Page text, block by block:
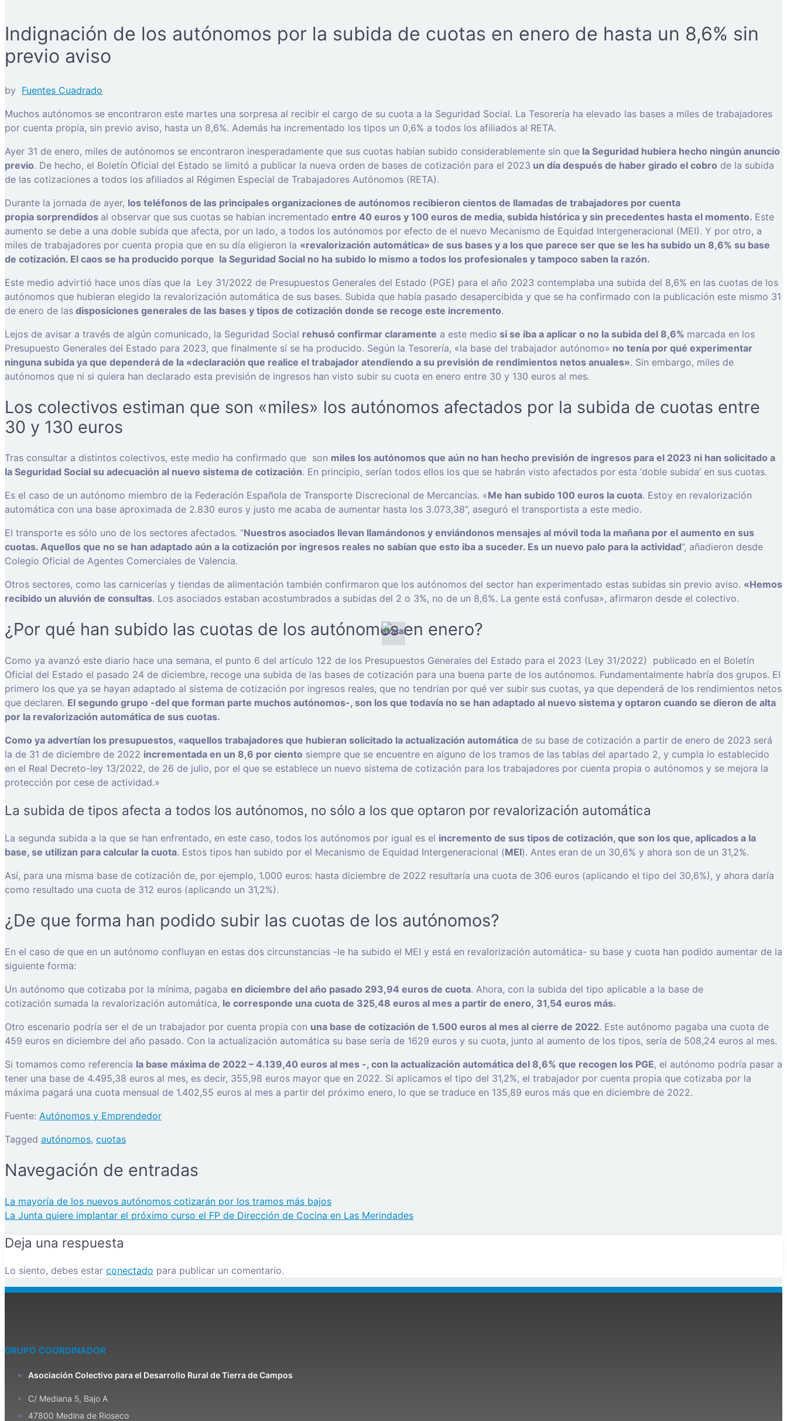
Indignación de los autónomos por la subida de cuotas en enero de hasta un 8,6% sin
previo aviso
by Fuentes Cuadrado
Muchos autónomos se encontraron este martes una sorpresa al recibir el cargo de su cuota a la Seguridad Social. La Tesorería ha elevado las bases a miles de trabajadores
por cuenta propia, sin previo aviso, hasta un 8,6%. Además ha incrementado los tipos un 0,6% a todos los afiliados al RETA.
Ayer 31 de enero, miles de autónomos se encontraron inesperadamente que sus cuotas habían subido considerablemente sin que la Seguridad hubiera hecho ningún anuncio
previo. De hecho, el Boletín Oficial del Estado se limitó a publicar la nueva orden de bases de cotización para el 2023 un día después de haber girado el cobro de la subida
de las cotizaciones a todos los afiliados al Régimen Especial de Trabajadores Autónomos (RETA).
Durante la jornada de ayer, los teléfonos de las principales organizaciones de autónomos recibieron cientos de llamadas de trabajadores por cuenta
propia sorprendidos al observar que sus cuotas se habían incrementado entre 40 euros y 100 euros de media, subida histórica y sin precedentes hasta el momento. Este
aumento se debe a una doble subida que afecta, por un lado, a todos los autónomos por efecto de el nuevo Mecanismo de Equidad Intergeneracional (MEI). Y por otro, a
miles de trabajadores por cuenta propia que en su día eligieron la «revalorización automática» de sus bases y a los que parece ser que se les ha subido un 8,6% su base
de cotización. El caos se ha producido porque la Seguridad Social no ha subido lo mismo a todos los profesionales y tampoco saben la razón.
Este medio advirtió hace unos días que la Ley 31/2022 de Presupuestos Generales del Estado (PGE) para el año 2023 contemplaba una subida del 8,6% en las cuotas de los
autónomos que hubieran elegido la revalorización automática de sus bases. Subida que había pasado desapercibida y que se ha confirmado con la publicación este mismo 31
de enero de las disposiciones generales de las bases y tipos de cotización donde se recoge este incremento.
Lejos de avisar a través de algún comunicado, la Seguridad Social rehusó confirmar claramente a este medio si se iba a aplicar o no la subida del 8,6% marcada en los
Presupuesto Generales del Estado para 2023, que finalmente sí se ha producido. Según la Tesorería, «la base del trabajador autónomo» no tenía por qué experimentar
ninguna subida ya que dependerá de la «declaración que realice el trabajador atendiendo a su previsión de rendimientos netos anuales». Sin embargo, miles de
autónomos que ni si quiera han declarado esta previsión de ingresos han visto subir su cuota en enero entre 30 y 130 euros al mes.
Los colectivos estiman que son «miles» los autónomos afectados por la subida de cuotas entre
30 y 130 euros
Tras consultar a distintos colectivos, este medio ha confirmado que son miles los autónomos que aún no han hecho previsión de ingresos para el 2023 ni han solicitado a
la Seguridad Social su adecuación al nuevo sistema de cotización. En principio, serían todos ellos los que se habrán visto afectados por esta ‘doble subida’ en sus cuotas.
Es el caso de un autónomo miembro de la Federación Española de Transporte Discrecional de Mercancías. «Me han subido 100 euros la cuota. Estoy en revalorización
automática con una base aproximada de 2.830 euros y justo me acaba de aumentar hasta los 3.073,38”, aseguró el transportista a este medio.
El transporte es sólo uno de los sectores afectados. “Nuestros asociados llevan llamándonos y enviándonos mensajes al móvil toda la mañana por el aumento en sus
cuotas. Aquellos que no se han adaptado aún a la cotización por ingresos reales no sabían que esto iba a suceder. Es un nuevo palo para la actividad”, añadieron desde
Colegio Oficial de Agentes Comerciales de Valencia.
Otros sectores, como las carnicerías y tiendas de alimentación también confirmaron que los autónomos del sector han experimentado estas subidas sin previo aviso. «Hemos
recibido un aluvión de consultas. Los asociados estaban acostumbrados a subidas del 2 o 3%, no de un 8,6%. La gente está confusa», afirmaron desde el colectivo.
¿Por qué han subido las cuotas de los autónomos en enero?
Como ya avanzó este diario hace una semana, el punto 6 del artículo 122 de los Presupuestos Generales del Estado para el 2023 (Ley 31/2022) publicado en el Boletín
Oficial del Estado el pasado 24 de diciembre, recoge una subida de las bases de cotización para una buena parte de los autónomos. Fundamentalmente habría dos grupos. El
primero los que ya se hayan adaptado al sistema de cotización por ingresos reales, que no tendrían por qué ver subir sus cuotas, ya que dependerá de los rendimientos netos
que declaren. El segundo grupo -del que forman parte muchos autónomos-, son los que todavía no se han adaptado al nuevo sistema y optaron cuando se dieron de alta
por la revalorización automática de sus cuotas.
Como ya advertían los presupuestos, «aquellos trabajadores que hubieran solicitado la actualización automática de su base de cotización a partir de enero de 2023 será
la de 31 de diciembre de 2022 incrementada en un 8,6 por ciento siempre que se encuentre en alguno de los tramos de las tablas del apartado 2, y cumpla lo establecido
en el Real Decreto-ley 13/2022, de 26 de julio, por el que se establece un nuevo sistema de cotización para los trabajadores por cuenta propia o autónomos y se mejora la
protección por cese de actividad.»
La subida de tipos afecta a todos los autónomos, no sólo a los que optaron por revalorización automática
La segunda subida a la que se han enfrentado, en este caso, todos los autónomos por igual es el incremento de sus tipos de cotización, que son los que, aplicados a la
base, se utilizan para calcular la cuota. Estos tipos han subido por el Mecanismo de Equidad Intergeneracional (MEI). Antes eran de un 30,6% y ahora son de un 31,2%.
Así, para una misma base de cotización de, por ejemplo, 1.000 euros: hasta diciembre de 2022 resultaría una cuota de 306 euros (aplicando el tipo del 30,6%), y ahora daría
como resultado una cuota de 312 euros (aplicando un 31,2%).
¿De que forma han podido subir las cuotas de los autónomos?
En el caso de que en un autónomo confluyan en estas dos circunstancias -le ha subido el MEI y está en revalorización automática- su base y cuota han podido aumentar de la
siguiente forma:
Un autónomo que cotizaba por la mínima, pagaba en diciembre del año pasado 293,94 euros de cuota. Ahora, con la subida del tipo aplicable a la base de
cotización sumada la revalorización automática, le corresponde una cuota de 325,48 euros al mes a partir de enero, 31,54 euros más.
Otro escenario podría ser el de un trabajador por cuenta propia con una base de cotización de 1.500 euros al mes al cierre de 2022. Este autónomo pagaba una cuota de
459 euros en diciembre del año pasado. Con la actualización automática su base sería de 1629 euros y su cuota, junto al aumento de los tipos, sería de 508,24 euros al mes.
Si tomamos como referencia la base máxima de 2022 – 4.139,40 euros al mes -, con la actualización automática del 8,6% que recogen los PGE, el autónomo podría pasar a
tener una base de 4.495,38 euros al mes, es decir, 355,98 euros mayor que en 2022. Si aplicamos el tipo del 31,2%, el trabajador por cuenta propia que cotizaba por la
máxima pagará una cuota mensual de 1.402,55 euros al mes a partir del próximo enero, lo que se traduce en 135,89 euros más que en diciembre de 2022.
Fuente: Autónomos y Emprendedor
Tagged autónomos, cuotas
Navegación de entradas
La mayoría de los nuevos autónomos cotizarán por los tramos más bajos
La Junta quiere implantar el próximo curso el FP de Dirección de Cocina en Las Merindades
Deja una respuesta
Lo siento, debes estar conectado para publicar un comentario.
GRUPO COORDINADOR
Asociación Colectivo para el Desarrollo Rural de Tierra de Campos
C/ Mediana 5, Bajo A
47800 Medina de Rioseco